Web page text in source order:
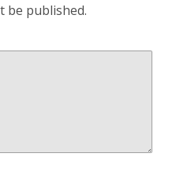
be published.